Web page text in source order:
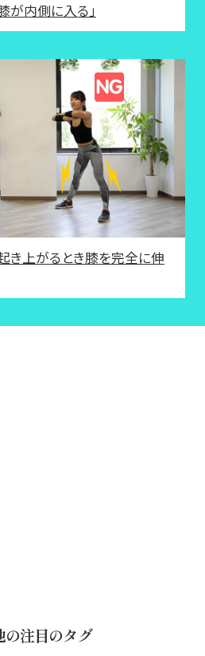
が内側に入る」
き上がるとき膝を完全に伸
の注目のタグ